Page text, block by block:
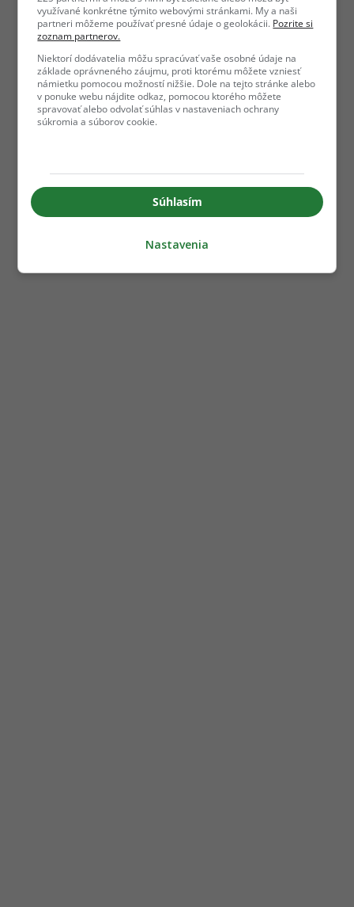
využívané konkrétne týmito webovými stránkami. My a naši
partneri môžeme používať presné údaje o geolokácii. Pozrite si
zoznam partnerov.
Niektorí dodávatelia môžu spracúvať vaše osobné údaje na
základe oprávneného záujmu, proti ktorému môžete vzniesť
námietku pomocou možností nižšie. Dole na tejto stránke alebo
v ponuke webu nájdite odkaz, pomocou ktorého môžete
spravovať alebo odvolať súhlas v nastaveniach ochrany
súkromia a súborov cookie.
Súhlasím
Nastavenia